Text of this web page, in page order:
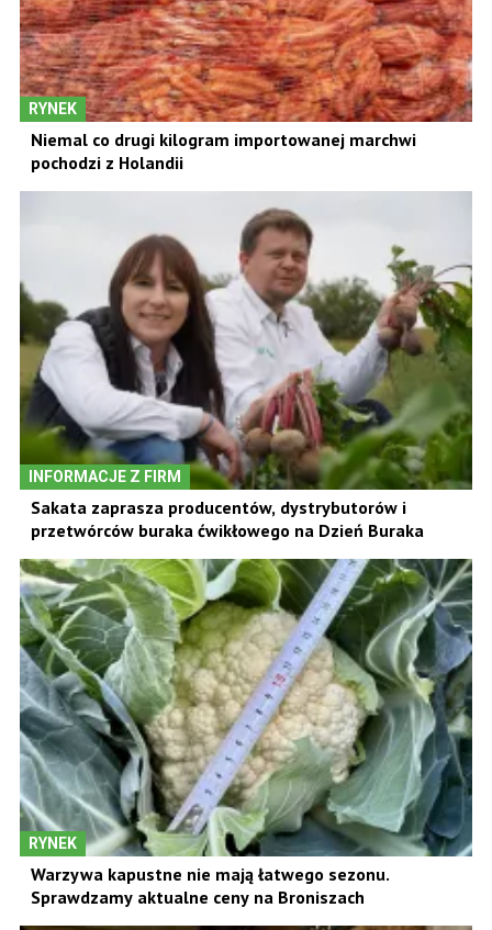
RYNEK
Niemal co drugi kilogram importowanej marchwi
pochodzi z Holandii
INFORMACJE Z FIRM
Sakata zaprasza producentów, dystrybutorów i
przetwórców buraka ćwikłowego na Dzień Buraka
RYNEK
Warzywa kapustne nie mają łatwego sezonu.
Sprawdzamy aktualne ceny na Broniszach